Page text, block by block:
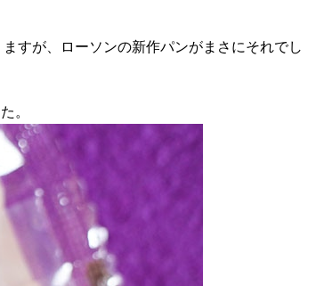
すが、ローソンの新作パンがまさにそれでし
。